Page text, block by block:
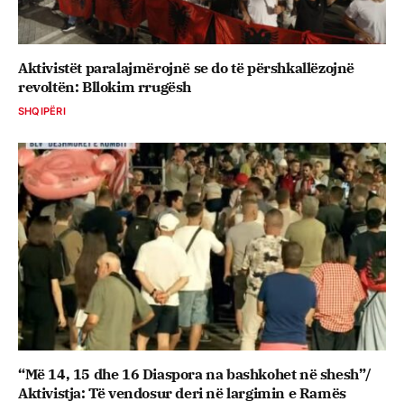
Aktivistët paralajmërojnë se do të përshkallëzojnë
revoltën: Bllokim rrugësh
SHQIPËRI
“Më 14, 15 dhe 16 Diaspora na bashkohet në shesh”/
Aktivistja: Të vendosur deri në largimin e Ramës